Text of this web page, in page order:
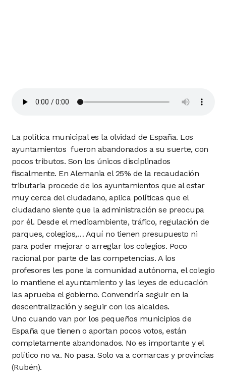
La política municipal es la olvidad de España. Los
ayuntamientos fueron abandonados a su suerte, con
pocos tributos. Son los únicos disciplinados
fiscalmente. En Alemania el 25% de la recaudación
tributaria procede de los ayuntamientos que al estar
muy cerca del ciudadano, aplica políticas que el
ciudadano siente que la administración se preocupa
por él. Desde el medioambiente, tráfico, regulación de
parques, colegios,… Aquí no tienen presupuesto ni
para poder mejorar o arreglar los colegios. Poco
racional por parte de las competencias. A los
profesores les pone la comunidad autónoma, el colegio
lo mantiene el ayuntamiento y las leyes de educación
las aprueba el gobierno. Convendría seguir en la
descentralización y seguir con los alcaldes.
Uno cuando van por los pequeños municipios de
España que tienen o aportan pocos votos, están
completamente abandonados. No es importante y el
político no va. No pasa. Solo va a comarcas y provincias
(Rubén).